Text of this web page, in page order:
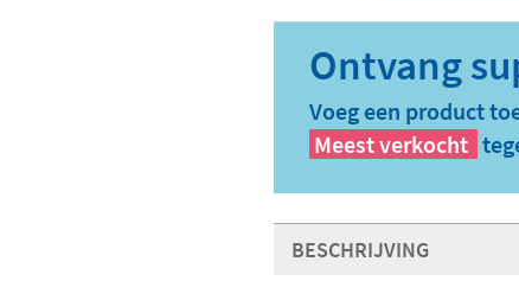
Voeg een product
Meest verkocht
BESCHRIJVING